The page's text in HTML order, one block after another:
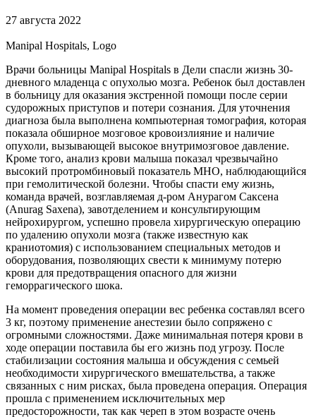
27 августа 2022
Manipal Hospitals, Logo
Врачи больницы Manipal Hospitals в Дели спасли жизнь 30-
дневного младенца с опухолью мозга. Ребенок был доставлен
в больницу для оказания экстренной помощи после серии
судорожных приступов и потери сознания. Для уточнения
диагноза была выполнена компьютерная томография, которая
показала обширное мозговое кровоизлияние и наличие
опухоли, вызывающей высокое внутримозговое давление.
Кроме того, анализ крови малыша показал чрезвычайно
высокий протромбиновый показатель МНО, наблюдающийся
при гемолитической болезни. Чтобы спасти ему жизнь,
команда врачей, возглавляемая д-ром Анурагом Саксена
(Anurag Saxena), завотделением и консультирующим
нейрохирургом, успешно провела хирургическую операцию
по удалению опухоли мозга (также известную как
краниотомия) с использованием специальных методов и
оборудования, позволяющих свести к минимуму потерю
крови для предотвращения опасного для жизни
геморрагического шока.
На момент проведения операции вес ребенка составлял всего
3 кг, поэтому применение анестезии было сопряжено с
огромными сложностями. Даже минимальная потеря крови в
ходе операции поставила бы его жизнь под угрозу. После
стабилизации состояния малыша и обсуждения с семьей
необходимости хирургического вмешательства, а также
связанных с ним рисках, была проведена операция. Операция
прошла с применением исключительных мер
предосторожности, так как череп в этом возрасте очень